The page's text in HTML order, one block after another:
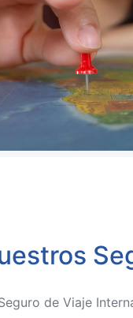
de Viaje